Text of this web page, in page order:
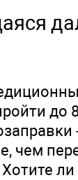
до
чем